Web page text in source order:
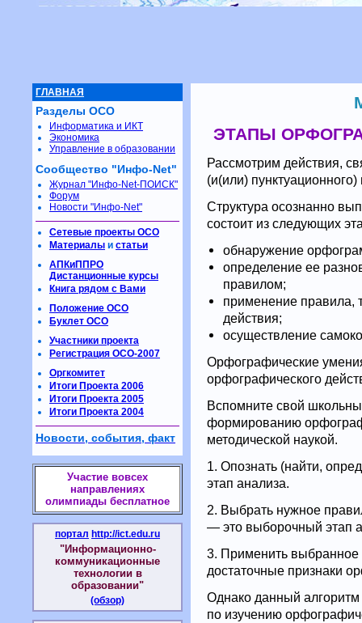
ЭТАПЫ
Рассмотрим действия,
(и(или)
Структура осознанно
состоит из следующих
обнаружение
определение ее
правилом;
применение правила,
действия;
осуществление
Орфографические
орфографического
Вспомните свой
формированию
методической наукой.
1. Опознать (найти,
этап анализа.
2. Выбрать нужное
— это выборочный этап
3. Применить
достаточные признаки
Однако данный
по изучению
ГЛАВНАЯ
Разделы ОСО
Информатика и ИКТ
Экономика
Управление в образовании
Сообщество "Инфо-Net"
Журнал "Инфо-Net-ПОИСК"
Форум
Новости "Инфо-Net"
Сетевые проекты ОСО
Материалы и статьи
АПКиППРО
Дистанционные курсы
Книга рядом с Вами
Положение ОСО
Буклет ОСО
Участники проекта
Регистрация ОСО-2007
Оргкомитет
Итоги Проекта 2006
Итоги Проекта 2005
Итоги Проекта 2004
Новости, события, факт
Участие вовсех
направлениях
олимпиады бесплатное
портал http://ict.edu.ru
"Информационно-
коммуникационные
технологии в
образовании"
(обзор)